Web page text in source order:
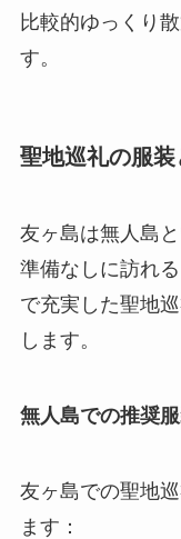
比較的ゆっくり
す。
聖地巡礼の服
友ヶ島は無人島
準備なしに訪れ
で充実した聖地
します。
無人島での推奨
友ヶ島での聖地
ます：